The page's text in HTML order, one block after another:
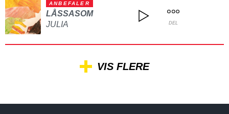
ANBEFALER
LÅSSASOM
JULIA
DEL
VIS FLERE